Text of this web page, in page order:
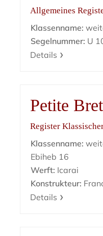
Allgemeines
Klassenname:
Segelnummer: U
Details
Petite
Register
Klassenname:
Ebiheb 16
Werft: Icarai
Konstrukteur:
Details